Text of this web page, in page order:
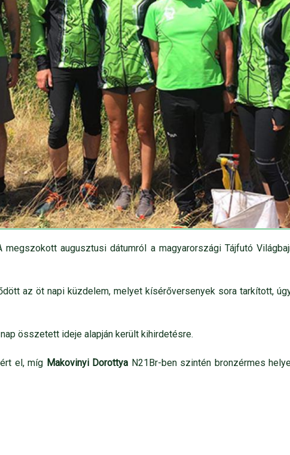
augusztusi dátumról a magyarországi Tájfutó
az öt napi küzdelem, melyet kísérőversenyek sora tarkított,
összetett ideje alapján került kihirdetésre.
el, míg Makovinyi Dorottya N21Br-ben szintén bronzérmes